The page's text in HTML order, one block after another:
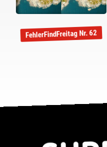
FehlerFindFreitag Nr. 62